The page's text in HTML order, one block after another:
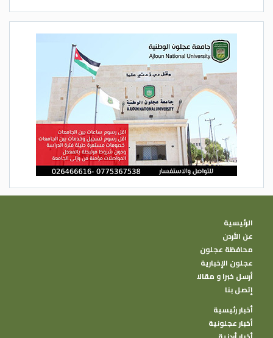
الرئيسية
عن الأردن
محافظة عجلون
عجلون الإخبارية
أرسل خبرا و مقالا
إتصل بنا
أخبار رئيسية
أخبار عجلونية